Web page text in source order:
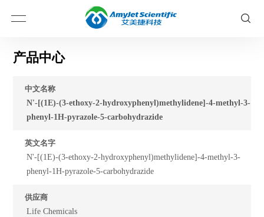
产品中心
中文名称
N'-[(1E)-(3-ethoxy-2-hydroxyphenyl)methylidene]-4-methyl-3-
phenyl-1H-pyrazole-5-carbohydrazide
英文名字
N'-[(1E)-(3-ethoxy-2-hydroxyphenyl)methylidene]-4-methyl-3-
phenyl-1H-pyrazole-5-carbohydrazide
供应商
Life Chemicals